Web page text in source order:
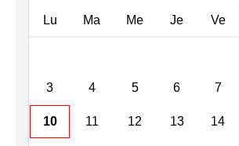
Lu Ma Me Je Ve
3 4 5 6 7
10 11 12 13 14